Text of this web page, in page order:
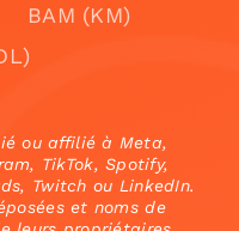
BAM (KM)
ou affilié à Meta,
TikTok, Spotify,
Twitch ou LinkedIn.
et noms de